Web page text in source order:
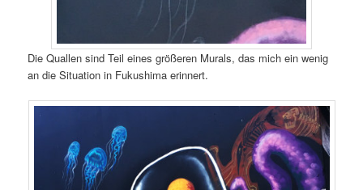
Die Quallen sind Teil eines größeren Murals, das mich ein wenig
an die Situation in Fukushima erinnert.